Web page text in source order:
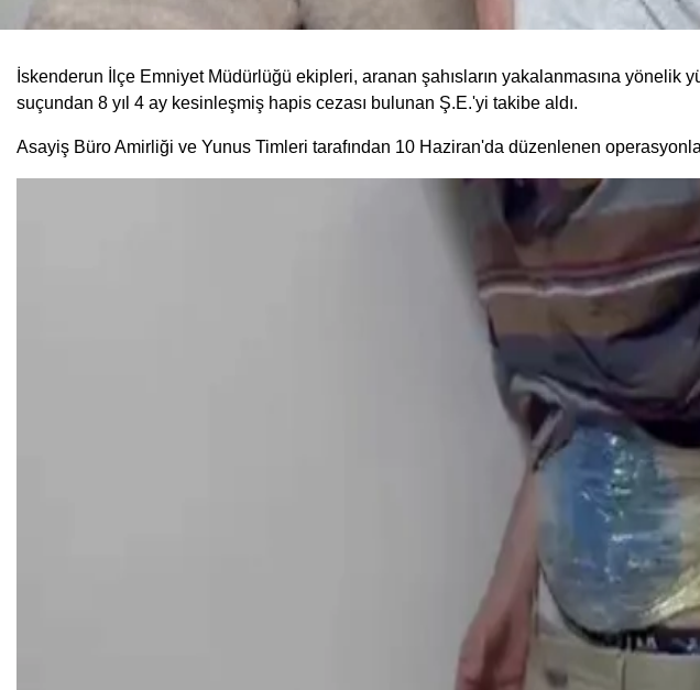
İskenderun İlçe Emniyet Müdürlüğü ekipleri, aranan şahısların yakalanmasına yönelik
suçundan 8 yıl 4 ay kesinleşmiş hapis cezası bulunan Ş.E.'yi takibe aldı.
Asayiş Büro Amirliği ve Yunus Timleri tarafından 10 Haziran'da düzenlenen